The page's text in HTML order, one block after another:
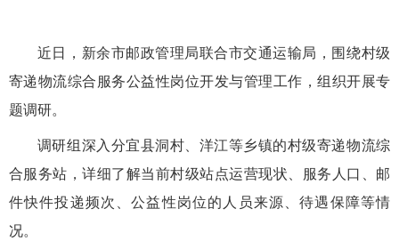
近日，新余市邮政管理局联合市交通运输局，围绕村级
寄递物流综合服务公益性岗位开发与管理工作，组织开展专
题调研。
调研组 深入分宜县洞村、洋江等乡镇的村级寄递物流综
合服务站，详细了解当前村级站点运营现状、服务人口、邮
件快件投递频次、公益性岗位的人员来源、待遇保障等情
况。